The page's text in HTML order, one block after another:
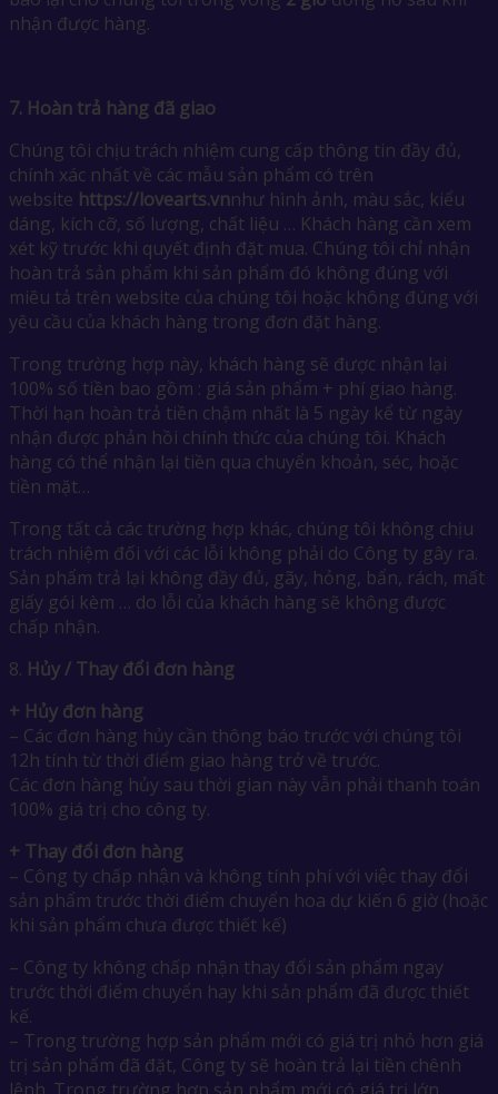
nhận được hàng.
7. Hoàn trả hàng đã giao
Chúng tôi chịu trách nhiệm cung cấp thông tin đầy đủ,
chính xác nhất về các mẫu sản phẩm có trên
website https://lovearts.vnnhư hình ảnh, màu sắc, kiểu
dáng, kích cỡ, số lượng, chất liệu … Khách hàng cần xem
xét kỹ trước khi quyết định đặt mua. Chúng tôi chỉ nhận
hoàn trả sản phẩm khi sản phẩm đó không đúng với
miêu tả trên website của chúng tôi hoặc không đúng với
yêu cầu của khách hàng trong đơn đặt hàng.
Trong trường hợp này, khách hàng sẽ được nhận lại
100% số tiền bao gồm : giá sản phẩm + phí giao hàng.
Thời hạn hoàn trả tiền chậm nhất là 5 ngày kể từ ngày
nhận được phản hồi chính thức của chúng tôi. Khách
hàng có thể nhận lại tiền qua chuyển khoản, séc, hoặc
tiền mặt…
Trong tất cả các trường hợp khác, chúng tôi không chịu
trách nhiệm đối với các lỗi không phải do Công ty gây ra.
Sản phẩm trả lại không đầy đủ, gãy, hỏng, bẩn, rách, mất
giấy gói kèm … do lỗi của khách hàng sẽ không được
chấp nhận.
8. Hủy / Thay đổi đơn hàng
+ Hủy đơn hàng
– Các đơn hàng hủy cần thông báo trước với chúng tôi
12h tính từ thời điểm giao hàng trở về trước.
Các đơn hàng hủy sau thời gian này vẫn phải thanh toán
100% giá trị cho công ty.
+ Thay đổi đơn hàng
– Công ty chấp nhận và không tính phí với việc thay đổi
sản phẩm trước thời điểm chuyển hoa dự kiến 6 giờ (hoặc
khi sản phẩm chưa được thiết kế)
– Công ty không chấp nhận thay đổi sản phẩm ngay
trước thời điểm chuyển hay khi sản phẩm đã được thiết
kế.
– Trong trường hợp sản phẩm mới có giá trị nhỏ hơn giá
trị sản phẩm đã đặt, Công ty sẽ hoàn trả lại tiền chênh